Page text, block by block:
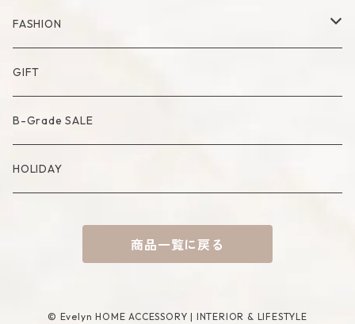
Bowl
Cutlery
Compote・Cake Stand
Placemat
Artificial Flower
Artificial Bouquet
Candle
Candle Accessory
Basket
Incense Accessory
Accessory Case
Lamp
Object
Mirror
Towel
Mat
FASHION
Bag
Socks
GIFT
B-Grade SALE
HOLIDAY
商品一覧に戻る
© Evelyn HOME ACCESSORY | INTERIOR & LIFESTYLE